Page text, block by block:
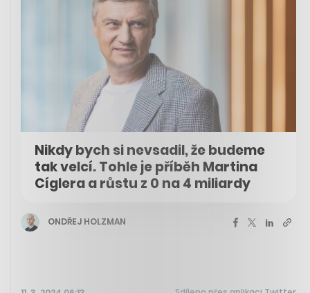
Nikdy bych si nevsadil, že budeme
tak velcí. Tohle je příběh Martina
Cíglera a růstu z 0 na 4 miliardy
ONDŘEJ HOLZMAN